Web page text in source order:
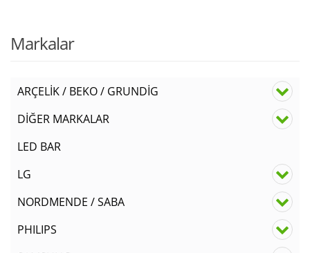
Markalar
ARÇELİK / BEKO / GRUNDİG
DİĞER MARKALAR
LED BAR
LG
NORDMENDE / SABA
PHILIPS